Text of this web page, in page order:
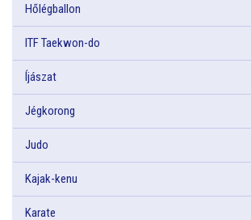
Hőlégballon
ITF Taekwon-do
Íjászat
Jégkorong
Judo
Kajak-kenu
Karate